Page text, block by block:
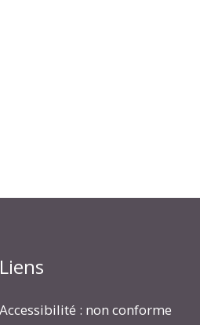
Liens
Accessibilité : non conforme